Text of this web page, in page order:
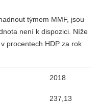
týmem MMF, jsou
není k dispozici. Níže
procentech HDP za rok
2018
237,13